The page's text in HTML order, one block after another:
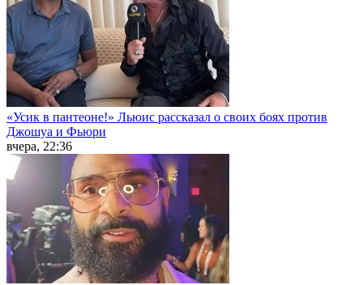
«Усик в пантеоне!» Льюис рассказал о своих боях против
Джошуа и Фьюри
вчера, 22:36